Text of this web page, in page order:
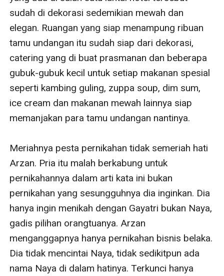
sudah di dekorasi sedemikian mewah dan
elegan. Ruangan yang siap menampung ribuan
tamu undangan itu sudah siap dari dekorasi,
catering yang di buat prasmanan dan beberapa
gubuk-gubuk kecil untuk setiap makanan spesial
seperti kambing guling, zuppa soup, dim sum,
ice cream dan makanan mewah lainnya siap
memanjakan para tamu undangan nantinya.
Meriahnya pesta pernikahan tidak semeriah hati
Arzan. Pria itu malah berkabung untuk
pernikahannya dalam arti kata ini bukan
pernikahan yang sesungguhnya dia inginkan. Dia
hanya ingin menikah dengan Gayatri bukan Naya,
gadis pilihan orangtuanya. Arzan
menganggapnya hanya pernikahan bisnis belaka.
Dia tidak mencintai Naya, tidak sedikitpun ada
nama Naya di dalam hatinya. Terkunci hanya